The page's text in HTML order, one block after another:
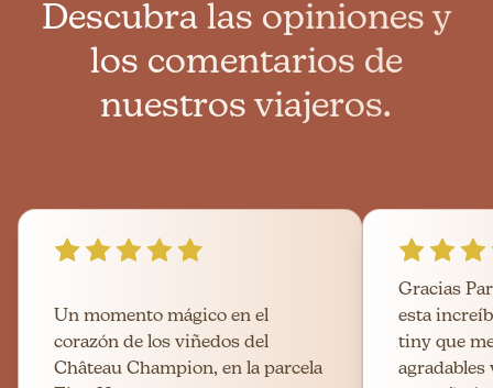
Descubra las opiniones y
los comentarios de
nuestros viajeros.
Un momento mágico en el
corazón de los viñedos del
Château Champion, en la parcela
Gracias
esta
tiny que
agradables